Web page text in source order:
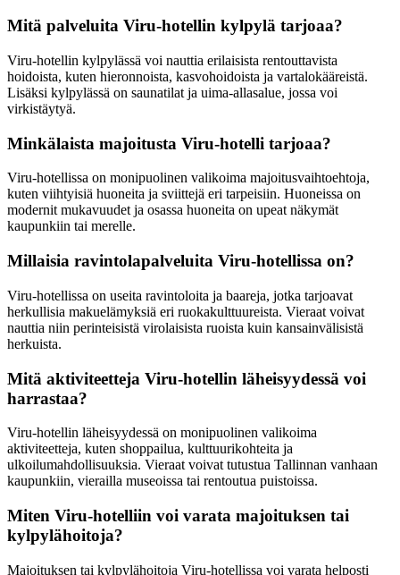
Mitä palveluita Viru-hotellin kylpylä tarjoaa?
Viru-hotellin kylpylässä voi nauttia erilaisista rentouttavista
hoidoista, kuten hieronnoista, kasvohoidoista ja vartalokääreistä.
Lisäksi kylpylässä on saunatilat ja uima-allasalue, jossa voi
virkistäytyä.
Minkälaista majoitusta Viru-hotelli tarjoaa?
Viru-hotellissa on monipuolinen valikoima majoitusvaihtoehtoja,
kuten viihtyisiä huoneita ja sviittejä eri tarpeisiin. Huoneissa on
modernit mukavuudet ja osassa huoneita on upeat näkymät
kaupunkiin tai merelle.
Millaisia ravintolapalveluita Viru-hotellissa on?
Viru-hotellissa on useita ravintoloita ja baareja, jotka tarjoavat
herkullisia makuelämyksiä eri ruokakulttuureista. Vieraat voivat
nauttia niin perinteisistä virolaisista ruoista kuin kansainvälisistä
herkuista.
Mitä aktiviteetteja Viru-hotellin läheisyydessä voi
harrastaa?
Viru-hotellin läheisyydessä on monipuolinen valikoima
aktiviteetteja, kuten shoppailua, kulttuurikohteita ja
ulkoilumahdollisuuksia. Vieraat voivat tutustua Tallinnan vanhaan
kaupunkiin, vierailla museoissa tai rentoutua puistoissa.
Miten Viru-hotelliin voi varata majoituksen tai
kylpylähoitoja?
Majoituksen tai kylpylähoitoja Viru-hotellissa voi varata helposti